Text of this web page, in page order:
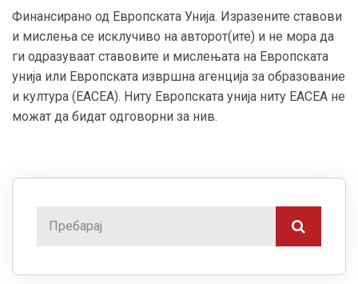
Финансиранo од Европската Унија. Изразените ставови
и мислења се исклучиво на авторот(ите) и не мора да
ги одразуваат ставовите и мислењата на Европската
унија или Европската извршна агенција за образование
и култура (EACEA). Ниту Европската унија ниту EACEA не
можат да бидат одговорни за нив.